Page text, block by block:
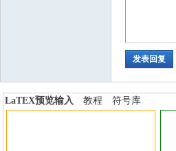
发表回复
LaTEX预览输入 教程
符号库